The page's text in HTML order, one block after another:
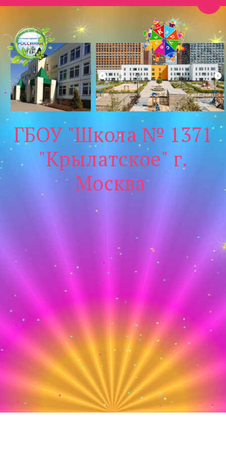
ГБОУ "Школа № 1371
"Крылатское" г.
Москва